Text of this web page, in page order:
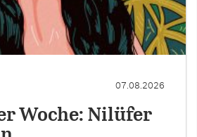
07.08.2026
Woche: Nilüfer